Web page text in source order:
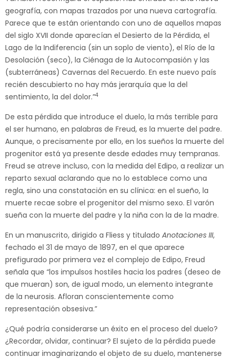
geografía, con mapas trazados por una nueva cartografía.
Parece que te están orientando con uno de aquellos mapas
del siglo XVII donde aparecían el Desierto de la Pérdida, el
Lago de la Indiferencia (sin un soplo de viento), el Río de la
Desolación (seco), la Ciénaga de la Autocompasión y las
(subterráneas) Cavernas del Recuerdo. En este nuevo país
recién descubierto no hay más jerarquía que la del
sentimiento, la del dolor.”4
De esta pérdida que introduce el duelo, la más terrible para
el ser humano, en palabras de Freud, es la muerte del padre.
Aunque, o precisamente por ello, en los sueños la muerte del
progenitor está ya presente desde edades muy tempranas.
Freud se atreve incluso, con la medida del Edipo, a realizar un
reparto sexual aclarando que no lo establece como una
regla, sino una constatación en su clínica: en el sueño, la
muerte recae sobre el progenitor del mismo sexo. El varón
sueña con la muerte del padre y la niña con la de la madre.
En un manuscrito, dirigido a Fliess y titulado Anotaciones III,
fechado el 31 de mayo de 1897, en el que aparece
prefigurado por primera vez el complejo de Edipo, Freud
señala que “los impulsos hostiles hacia los padres (deseo de
que mueran) son, de igual modo, un elemento integrante
de la neurosis. Afloran conscientemente como
representación obsesiva.”
¿Qué podría considerarse un éxito en el proceso del duelo?
¿Recordar, olvidar, continuar? El sujeto de la pérdida puede
continuar imaginarizando el objeto de su duelo, mantenerse